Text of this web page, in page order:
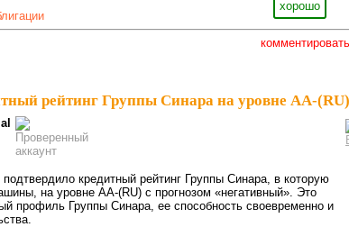
хорошо
комментировать
рейтинг Группы Синара на уровне AA-(RU)
кредитный рейтинг Группы Синара, в которую
на уровне AА-(RU) с прогнозом «негативный». Это
профиль Группы Синара, ее способность своевременно и